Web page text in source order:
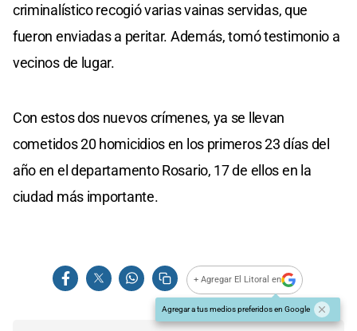
criminalístico recogió varias vainas servidas, que
fueron enviadas a peritar. Además, tomó testimonio a
vecinos de lugar.
Con estos dos nuevos crímenes, ya se llevan
cometidos 20 homicidios en los primeros 23 días del
año en el departamento Rosario, 17 de ellos en la
ciudad más importante.
+ Agregar El Litoral en
Agregar a tus medios preferidos en Google